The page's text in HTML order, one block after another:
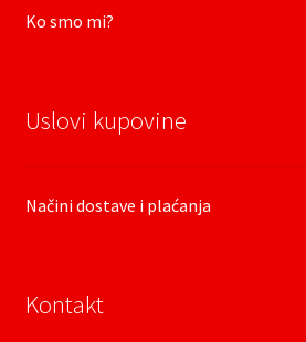
Ko smo mi?
Uslovi kupovine
Načini dostave i plaćanja
Kontakt